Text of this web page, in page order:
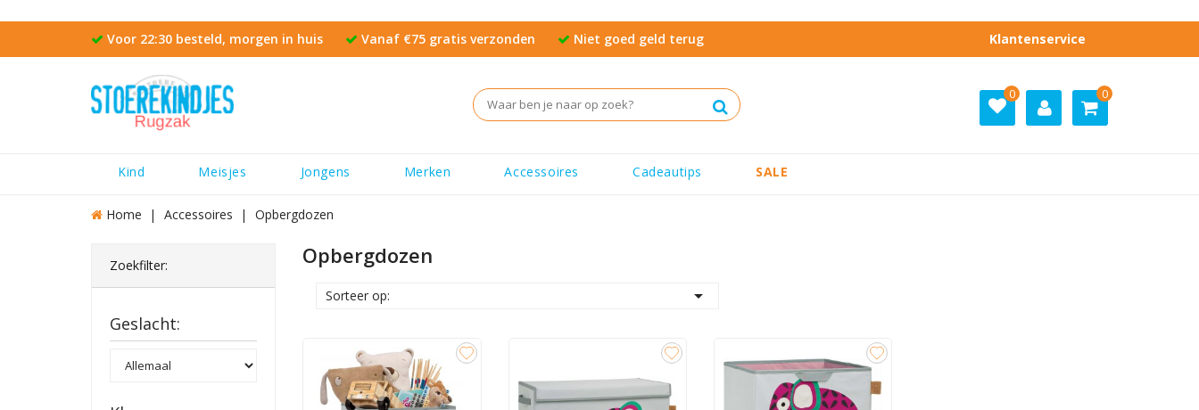
Voor 22:30 besteld, morgen in huis Vanaf €75 gratis verzonden Niet goed geld terug Klantenservice
0
0
Kind Meisjes Jongens Merken Accessoires Cadeautips SALE
Home Accessoires Opbergdozen
Zoekfilter:
Geslacht:
Opbergdozen
Sorteer op: 